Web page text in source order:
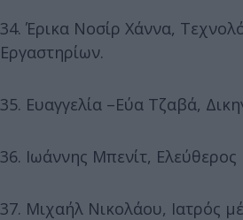
34. Έρικα Νοσίρ Χάννα,
Εργαστηρίων.
35. Ευαγγελία –Εύα Τζαβά,
36. Ιωάννης Μπενίτ, Ελεύθερος
37. Μιχαήλ Νικολάου, Ιατρός